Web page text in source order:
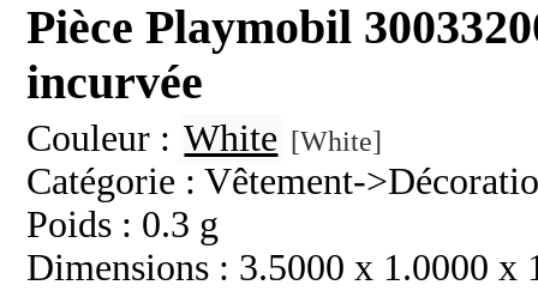
Pièce Playmobil
incurvée
Couleur : White [White]
Catégorie : Vêtement-
Poids : 0.3 g
Dimensions : 3.5000 x 1.0000 x